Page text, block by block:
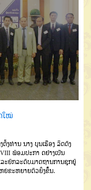
ໃໝ່
ງທ່ານ ນາງ ບຸນເຮືອງ ລິດດັງ
ພ້ອມປະກາ ດຢ່າງເປັນ
ະຍົກລະດັບມາດຖານການຊຸກຍູ້
ຍ່ຂະຫຍາຍຕົວຍິ່ງຂຶ້ນ.